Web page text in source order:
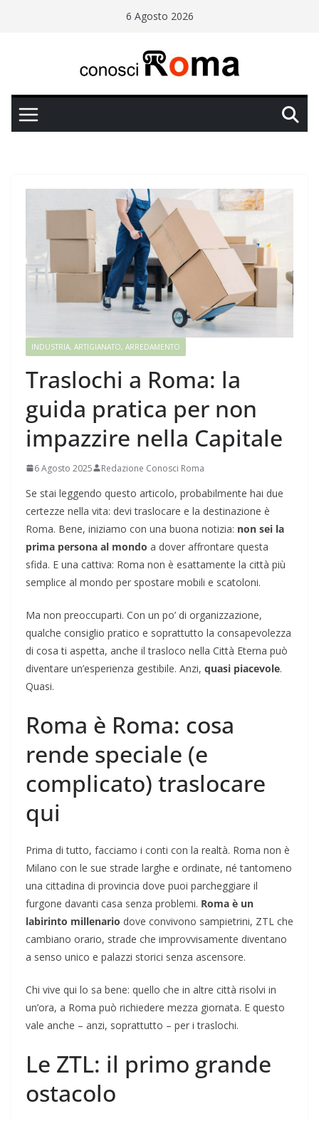
6 Agosto 2026
INDUSTRIA, ARTIGIANATO, ARREDAMENTO
Traslochi a Roma: la
guida pratica per non
impazzire nella Capitale
6 Agosto 2025 Redazione Conosci Roma
Se stai leggendo questo articolo, probabilmente hai due
certezze nella vita: devi traslocare e la destinazione è
Roma. Bene, iniziamo con una buona notizia: non sei la
prima persona al mondo a dover affrontare questa
sfida. E una cattiva: Roma non è esattamente la città più
semplice al mondo per spostare mobili e scatoloni.
Ma non preoccuparti. Con un po’ di organizzazione,
qualche consiglio pratico e soprattutto la consapevolezza
di cosa ti aspetta, anche il trasloco nella Città Eterna può
diventare un’esperienza gestibile. Anzi, quasi piacevole.
Quasi.
Roma è Roma: cosa
rende speciale (e
complicato) traslocare
qui
Prima di tutto, facciamo i conti con la realtà. Roma non è
Milano con le sue strade larghe e ordinate, né tantomeno
una cittadina di provincia dove puoi parcheggiare il
furgone davanti casa senza problemi. Roma è un
labirinto millenario dove convivono sampietrini, ZTL che
cambiano orario, strade che improvvisamente diventano
a senso unico e palazzi storici senza ascensore.
Chi vive qui lo sa bene: quello che in altre città risolvi in
un’ora, a Roma può richiedere mezza giornata. E questo
vale anche – anzi, soprattutto – per i traslochi.
Le ZTL: il primo grande
ostacolo